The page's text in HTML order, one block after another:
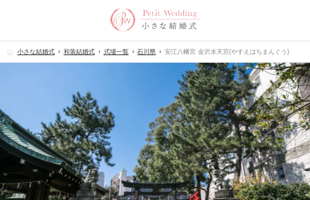
小さな結婚式 和装結婚式 式場一覧 石川県 安江八幡宮 金沢水天宮(やすえはちまんぐう)